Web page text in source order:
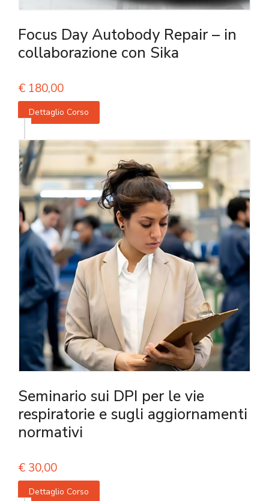
Focus Day Autobody Repair – in
collaborazione con Sika
€ 180,00
Dettaglio Corso
Seminario sui DPI per le vie
respiratorie e sugli aggiornamenti
normativi
€ 30,00
Dettaglio Corso